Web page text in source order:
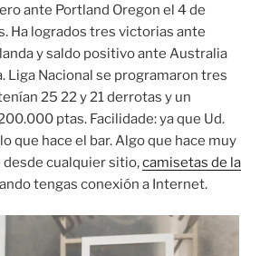
ante Portland Oregon el 4 de
Ha logrados tres victorias ante
y saldo positivo ante Australia
Liga Nacional se programaron tres
25 22 y 21 derrotas y un
ptas. Facilidade: ya que Ud.
que hace el bar. Algo que hace muy
cualquier sitio,camisetas de la
tengas conexión a Internet.